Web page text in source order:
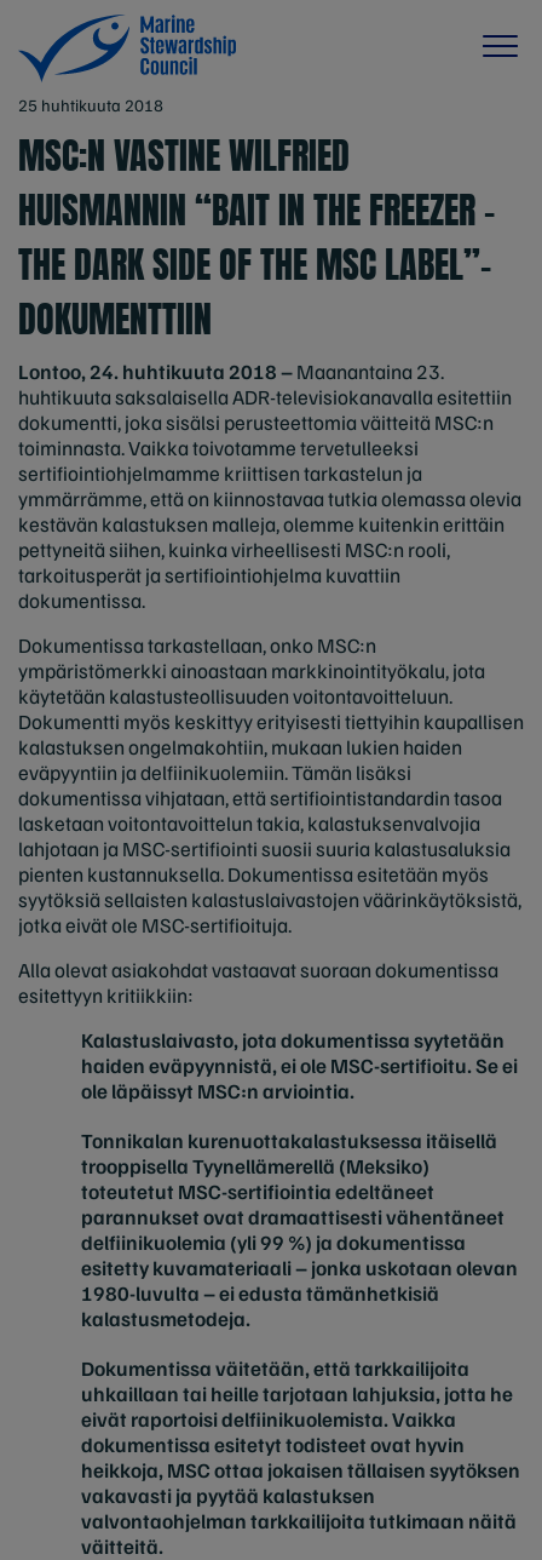
25 huhtikuuta 2018
MSC:N VASTINE WILFRIED
HUISMANNIN “BAIT IN THE FREEZER –
THE DARK SIDE OF THE MSC LABEL”-
DOKUMENTTIIN
Lontoo, 24. huhtikuuta 2018 –Maanantaina 23.
huhtikuuta saksalaisella ADR-televisiokanavalla esitettiin
dokumentti, joka sisälsi perusteettomia väitteitä MSC:n
toiminnasta. Vaikka toivotamme tervetulleeksi
sertifiointiohjelmamme kriittisen tarkastelun ja
ymmärrämme, että on kiinnostavaa tutkia olemassa olevia
kestävän kalastuksen malleja, olemme kuitenkin erittäin
pettyneitä siihen, kuinka virheellisesti MSC:n rooli,
tarkoitusperät ja sertifiointiohjelma kuvattiin
dokumentissa.
Dokumentissa tarkastellaan, onko MSC:n
ympäristömerkki ainoastaan markkinointityökalu, jota
käytetään kalastusteollisuuden voitontavoitteluun.
Dokumentti myös keskittyy erityisesti tiettyihin kaupallisen
kalastuksen ongelmakohtiin, mukaan lukien haiden
eväpyyntiin ja delfiinikuolemiin. Tämän lisäksi
dokumentissa vihjataan, että sertifiointistandardin tasoa
lasketaan voitontavoittelun takia, kalastuksenvalvojia
lahjotaan ja MSC-sertifiointi suosii suuria kalastusaluksia
pienten kustannuksella. Dokumentissa esitetään myös
syytöksiä sellaisten kalastuslaivastojen väärinkäytöksistä,
jotka eivät ole MSC-sertifioituja.
Alla olevat asiakohdat vastaavat suoraan dokumentissa
esitettyyn kritiikkiin:
Kalastuslaivasto, jota dokumentissa syytetään
haiden eväpyynnistä, ei ole MSC-sertifioitu. Se ei
ole läpäissyt MSC:n arviointia.
Tonnikalan kurenuottakalastuksessa itäisellä
trooppisella Tyynellämerellä (Meksiko)
toteutetut MSC-sertifiointia edeltäneet
parannukset ovat dramaattisesti vähentäneet
delfiinikuolemia (yli 99 %) ja dokumentissa
esitetty kuvamateriaali – jonka uskotaan olevan
1980-luvulta – ei edusta tämänhetkisiä
kalastusmetodeja.
Dokumentissaväitetään, että tarkkailijoita
uhkaillaan tai heille tarjotaan lahjuksia, jotta he
eivät raportoisi delfiinikuolemista. Vaikka
dokumentissa esitetyt todisteet ovat hyvin
heikkoja, MSC ottaa jokaisen tällaisen syytöksen
vakavasti ja pyytää kalastuksen
valvontaohjelman tarkkailijoita tutkimaan näitä
väitteitä.